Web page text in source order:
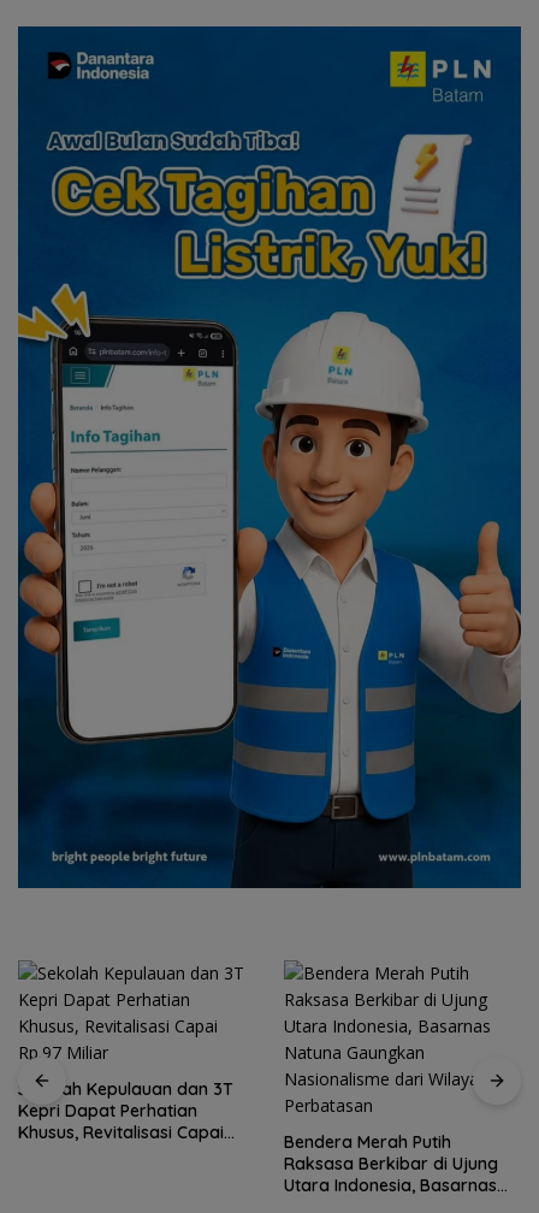
Sekolah Kepulauan dan 3T
Kepri Dapat Perhatian
Khusus, Revitalisasi Capai
Bendera Merah Putih
Raksasa Berkibar di Ujung
Utara Indonesia, Basarnas